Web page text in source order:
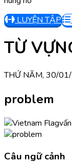
LUYỆN TẬP
TỪ
THỨ NĂM, 30/
problem
Câu ngữ cảnh